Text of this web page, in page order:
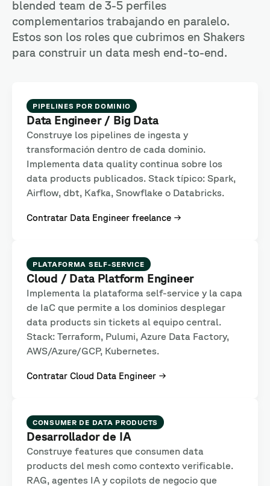
blended team de 3-5 perfiles
complementarios trabajando en paralelo.
Estos son los roles que cubrimos en Shakers
para construir un data mesh end-to-end.
PIPELINES POR DOMINIO
Data Engineer / Big Data
Construye los pipelines de ingesta y
transformación dentro de cada dominio.
Implementa data quality continua sobre los
data products publicados. Stack típico: Spark,
Airflow, dbt, Kafka, Snowflake o Databricks.
Contratar Data Engineer freelance →
PLATAFORMA SELF-SERVICE
Cloud / Data Platform Engineer
Implementa la plataforma self-service y la capa
de IaC que permite a los dominios desplegar
data products sin tickets al equipo central.
Stack: Terraform, Pulumi, Azure Data Factory,
AWS/Azure/GCP, Kubernetes.
Contratar Cloud Data Engineer →
CONSUMER DE DATA PRODUCTS
Desarrollador de IA
Construye features que consumen data
products del mesh como contexto verificable.
RAG, agentes IA y copilots de negocio que